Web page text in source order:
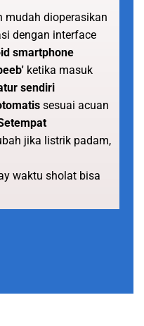
mudah dioperasikan
dengan interface
smartphone
ketika masuk
sendiri
sesuai acuan
jika listrik padam,
waktu sholat bisa